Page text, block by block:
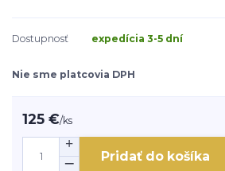
Dostupnosť expedícia 3-5 dní
Nie sme platcovia DPH
125 €/ks
Pridať do košíka